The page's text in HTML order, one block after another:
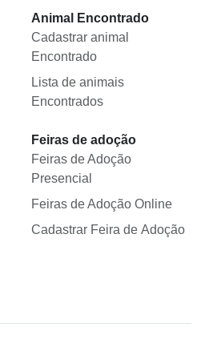
Animal Encontrado
Cadastrar animal
Encontrado
Lista de animais
Encontrados
Feiras de adoção
Feiras de Adoção
Presencial
Feiras de Adoção Online
Cadastrar Feira de Adoção